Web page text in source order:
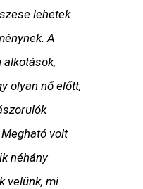
lehetek
A
olyan nő előtt,
volt
néhány
velünk, mi